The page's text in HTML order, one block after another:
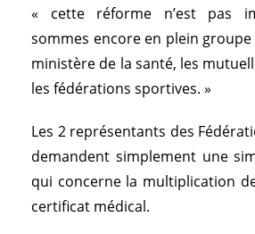
« cette réforme n’est pas
sommes encore en plein
ministère de la santé, les
les fédérations sportives. »
Les 2 représentants des
demandent simplement une
qui concerne la multiplication
certificat médical.